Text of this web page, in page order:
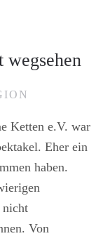
Ketten e.V. war
Eher ein
haben.
nicht
Von